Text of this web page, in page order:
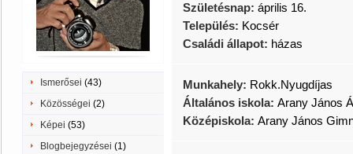
Ismerősei (43)
Közösségei (2)
Képei (53)
Blogbejegyzései (1)
Születésnap: április 16.
Település: Kocsér
Családi állapot: házas
Munkahely: Rokk.Nyugdíjas
Általános iskola: Arany János
Középiskola: Arany János